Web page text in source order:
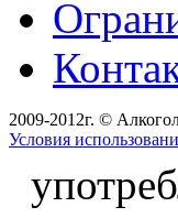
2009-2012г. ©
Условия